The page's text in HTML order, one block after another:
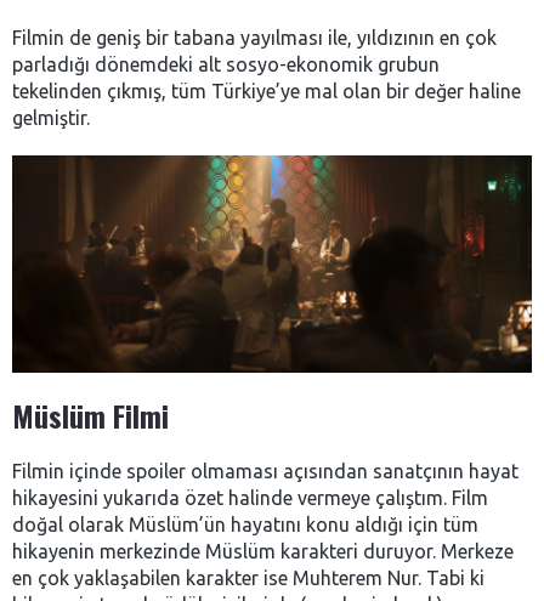
Filmin de geniş bir tabana yayılması ile, yıldızının en çok
parladığı dönemdeki alt sosyo-ekonomik grubun
tekelinden çıkmış, tüm Türkiye’ye mal olan bir değer haline
gelmiştir.
Müslüm Filmi
Filmin içinde spoiler olmaması açısından sanatçının hayat
hikayesini yukarıda özet halinde vermeye çalıştım. Film
doğal olarak Müslüm’ün hayatını konu aldığı için tüm
hikayenin merkezinde Müslüm karakteri duruyor. Merkeze
en çok yaklaşabilen karakter ise Muhterem Nur. Tabi ki